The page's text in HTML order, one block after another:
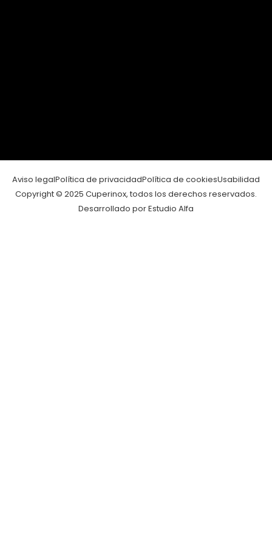
Aviso legalPolítica de privacidadPolítica de cookiesUsabilidad
Copyright © 2025 Cuperinox, todos los derechos reservados.
Desarrollado por Estudio Alfa